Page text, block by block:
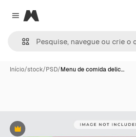
Close menu
Magnific
Início/stock/PSD/Menu de comida delic…
Premium